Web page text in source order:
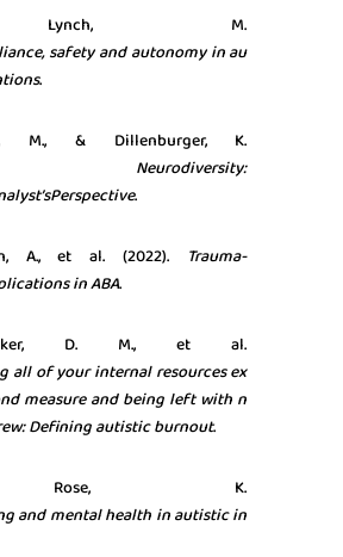
M.
safety and autonomyinau
.
M., & Dillenburger, K.
Neurodiversity:
Perspective.
A., et al. (2022). Trauma-
in ABA.
D. M., et al.
allofyour internal resourcesex
measure and being left with n
:Definingautisticburnout.
K.
andmentalhealth inautisticin